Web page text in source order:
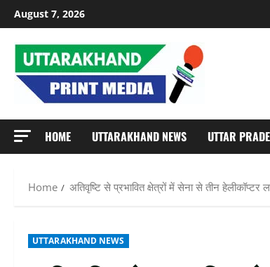
Skip
to
content
August 7, 2026
HOME UTTARAKHAND NEWS UTTAR
Home अतिवृष्टि से प्रभावित क्षेत्रों में सेना से तीन हेलीकॉप्टर
UTTARAKHAND NEWS